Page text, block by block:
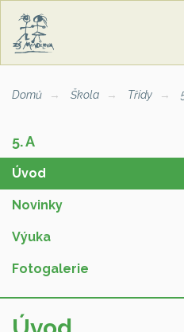
Domů Škola Třídy
5. A
Úvod
Novinky
Výuka
Fotogalerie